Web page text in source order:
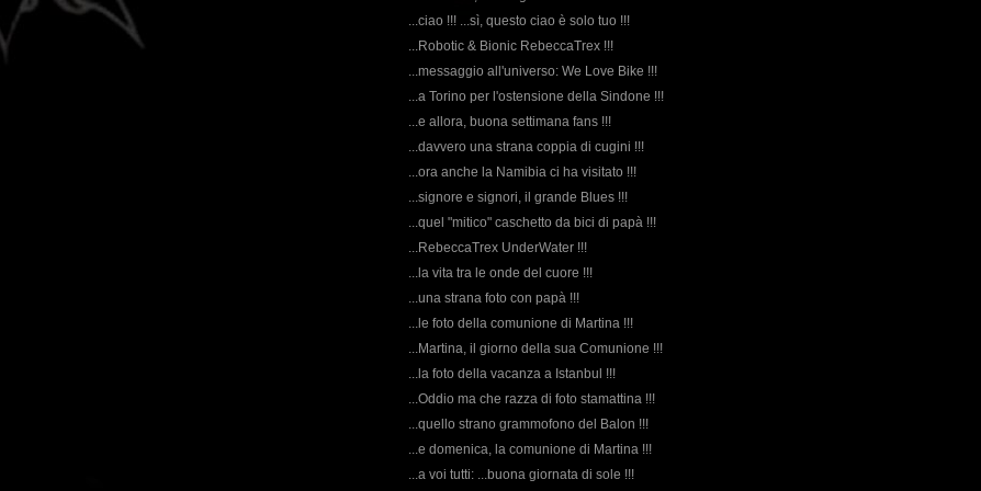
...ciao !!! ...sì, questo ciao è solo tuo !!!
...Robotic & Bionic RebeccaTrex !!!
...messaggio all'universo: We Love Bike !!!
...a Torino per l'ostensione della Sindone !!!
...e allora, buona settimana fans !!!
...davvero una strana coppia di cugini !!!
...ora anche la Namibia ci ha visitato !!!
...signore e signori, il grande Blues !!!
...quel "mitico" caschetto da bici di papà !!!
...RebeccaTrex UnderWater !!!
...la vita tra le onde del cuore !!!
...una strana foto con papà !!!
...le foto della comunione di Martina !!!
...Martina, il giorno della sua Comunione !!!
...la foto della vacanza a Istanbul !!!
...Oddio ma che razza di foto stamattina !!!
...quello strano grammofono del Balon !!!
...e domenica, la comunione di Martina !!!
...a voi tutti: ...buona giornata di sole !!!